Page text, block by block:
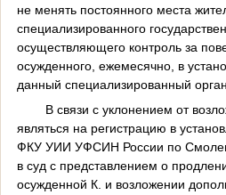
не менять постоянного места
специализированного
осуществляющего контроль за
осужденного, ежемесячно, в
данный специализированный
В связи с уклонением от
являться на регистрацию в
ФКУ УИИ УФСИН России по
в суд с представлением о
осужденной К. и возложении